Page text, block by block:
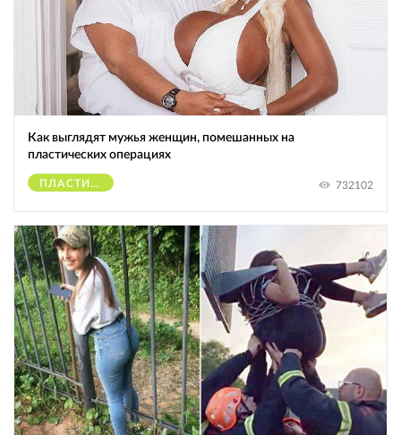
Как выглядят мужья женщин, помешанных на
пластических операциях
ПЛАСТИЧЕСКИЕ ОПЕРАЦИИ 732102